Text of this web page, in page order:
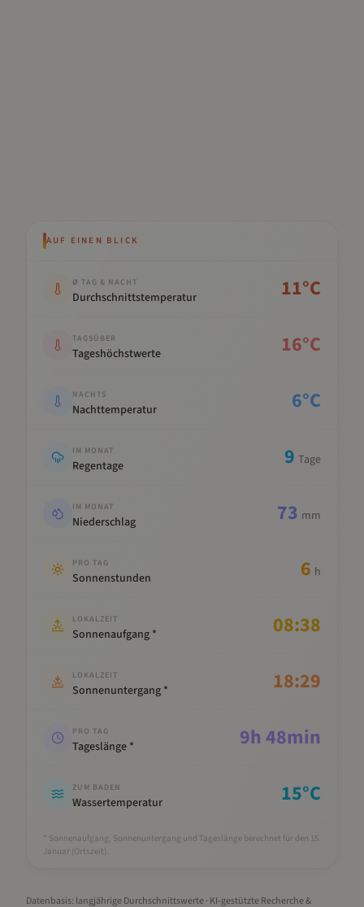
AUF EINEN BLICK
Ø TAG & NACHT
Durchschnittstemperatur 11°C
TAGSÜBER
Tageshöchstwerte 16°C
NACHTS
Nachttemperatur 6°C
IM MONAT
Regentage 9 Tage
IM MONAT
Niederschlag 73 mm
PRO TAG
Sonnenstunden 6 h
LOKALZEIT
Sonnenaufgang * 08:38
LOKALZEIT
Sonnenuntergang * 18:29
PRO TAG
Tageslänge * 9h 48min
ZUM BADEN
Wassertemperatur 15°C
* Sonnenaufgang, Sonnenuntergang und Tageslänge berechnet für den 15.
Januar (Ortszeit).
Datenbasis: langjährige Durchschnittswerte · KI-gestützte Recherche &